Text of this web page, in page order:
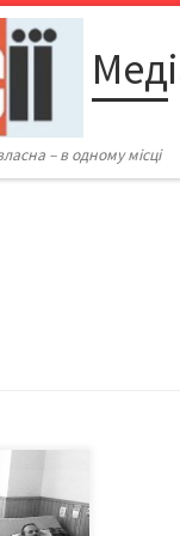
– в одному місці